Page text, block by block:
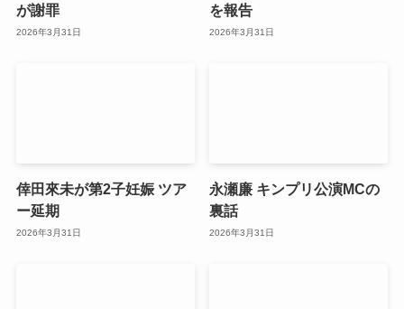
が謝罪
2026年3月31日
を報告
2026年3月31日
倖田來未が第2子妊娠 ツア
ー延期
2026年3月31日
永瀬廉 キンプリ公演MCの
裏話
2026年3月31日